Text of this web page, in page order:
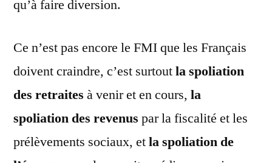
qu’à faire diversion.
Ce n’est pas encore le FMI que les Français
doivent craindre, c’est surtoutla spoliation
des retraites à venir et en cours, la
spoliation des revenus par la fiscalité et les
prélèvements sociaux, etla spoliation de